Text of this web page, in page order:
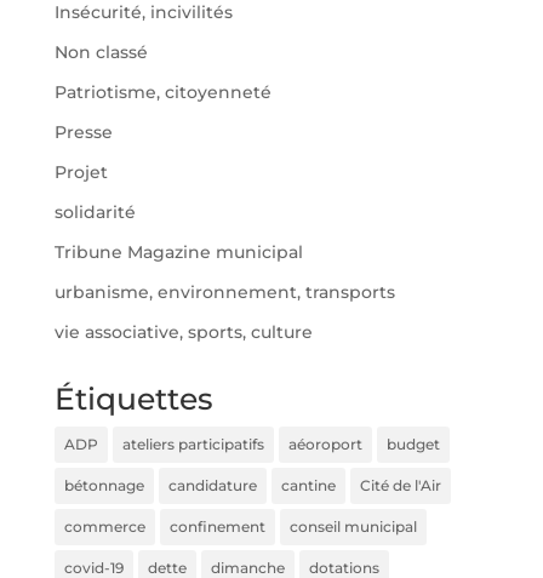
Insécurité, incivilités
Non classé
Patriotisme, citoyenneté
Presse
Projet
solidarité
Tribune Magazine municipal
urbanisme, environnement, transports
vie associative, sports, culture
Étiquettes
ADP ateliers participatifs aéoroport budget
bétonnage candidature cantine Cité de l'Air
commerce confinement conseil municipal
covid-19 dette dimanche dotations